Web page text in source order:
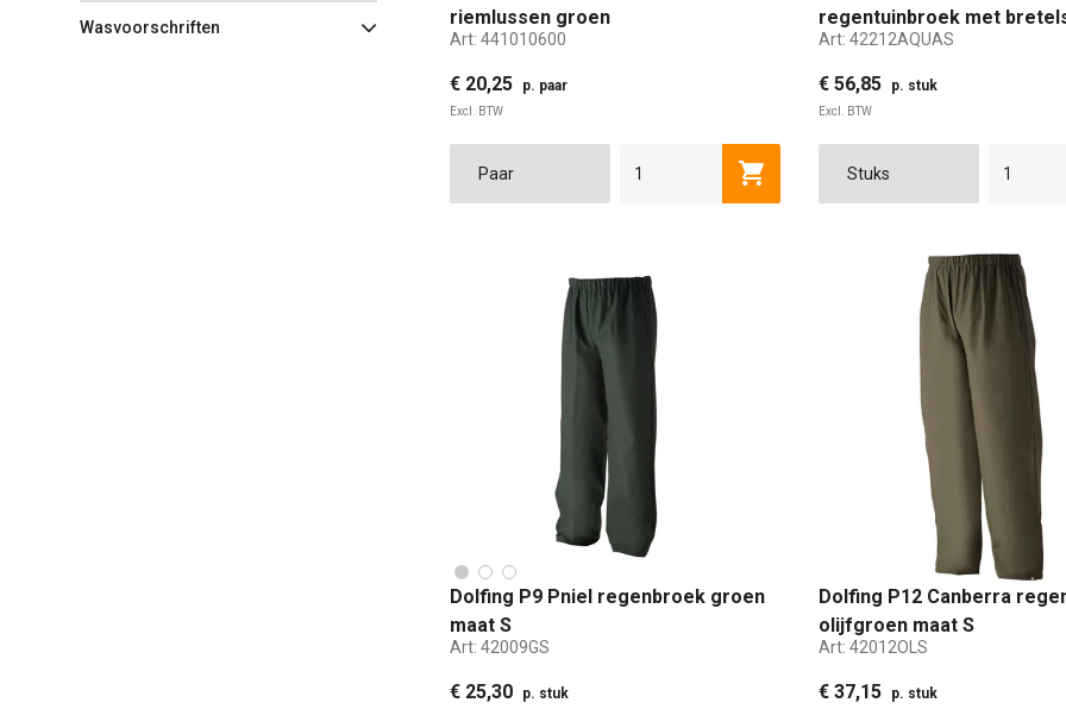
Wasvoorschriften
riemlussen groen
Art: 441010600
€ 20,25 p. paar
Excl. BTW
Toevoegen aan winkelwagen
regentuinbroek met
maat S
Art: 42212AQUAS
€ 56,85 p. stuk
Excl. BTW
Dolfing P9 Pniel regenbroek groen
maat S
Art: 42009GS
€ 25,30 p. stuk
Dolfing P12 Canberra
olijfgroen maat S
Art: 42012OLS
€ 37,15 p. stuk